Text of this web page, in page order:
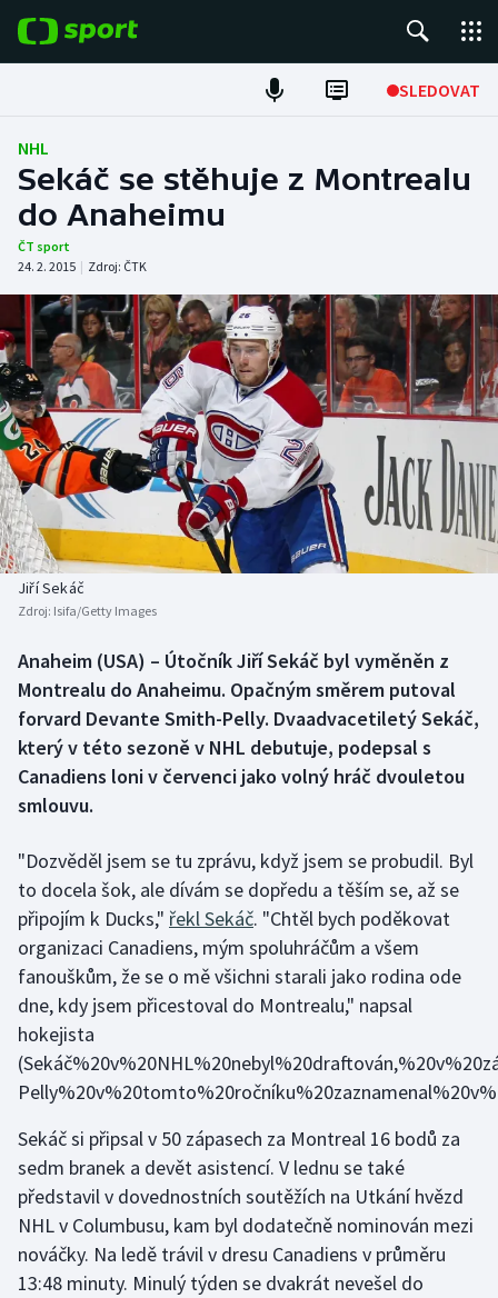
SLEDOVAT
Fotbal
Hokej
Tenis
Atletika
Cyklistika
DALŠÍ SPORTY
Americký fotbal
Baseball a softbal
Basketbal
Biatlon
Boby a skeleton
Box
Curling
Florbal
Futsal
Golf
Gymnastika
Házená
Jezdectví
Judo
Krasobruslení
NEPŘEHLÉDNĚTE
Soutěže
Historické návraty
Aplikace ČT sport
AZ kvíz
NHL
Sekáč se stěhuje z Montrealu
do Anaheimu
ČT sport
24. 2. 2015 | Zdroj: ČTK
Jiří Sekáč
Zdroj: Isifa/Getty Images
Anaheim (USA) – Útočník Jiří Sekáč byl vyměněn z
Montrealu do Anaheimu. Opačným směrem putoval
forvard Devante Smith-Pelly. Dvaadvacetiletý Sekáč,
který v této sezoně v NHL debutuje, podepsal s
Canadiens loni v červenci jako volný hráč dvouletou
smlouvu.
"Dozvěděl jsem se tu zprávu, když jsem se probudil. Byl
to docela šok, ale dívám se dopředu a těším se, až se
připojím k Ducks," řekl Sekáč. "Chtěl bych poděkovat
organizaci Canadiens, mým spoluhráčům a všem
fanouškům, že se o mě všichni starali jako rodina ode
dne, kdy jsem přicestoval do Montrealu," napsal
hokejista
Sekáč si připsal v 50 zápasech za Montreal 16 bodů za
sedm branek a devět asistencí. V lednu se také
představil v dovednostních soutěžích na Utkání hvězd
NHL v Columbusu, kam byl dodatečně nominován mezi
nováčky. Na ledě trávil v dresu Canadiens v průměru
13:48 minuty. Minulý týden se dvakrát nevešel do